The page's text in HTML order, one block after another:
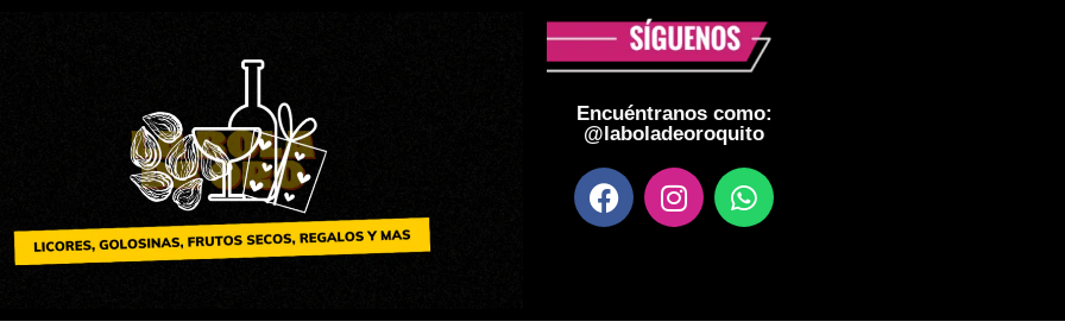
Encuéntranos como:
@laboladeoroquito